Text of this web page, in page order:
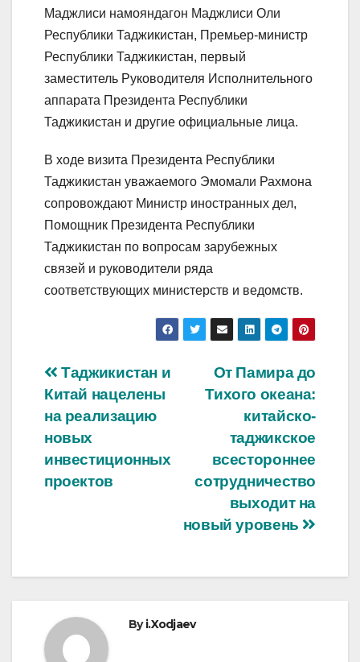
Маджлиси намояндагон Маджлиси Оли
Республики Таджикистан, Премьер-министр
Республики Таджикистан, первый
заместитель Руководителя Исполнительного
аппарата Президента Республики
Таджикистан и другие официальные лица.
В ходе визита Президента Республики
Таджикистан уважаемого Эмомали Рахмона
сопровождают Министр иностранных дел,
Помощник Президента Республики
Таджикистан по вопросам зарубежных
связей и руководители ряда
соответствующих министерств и ведомств.
Post
navigation
От Памира до
Тихого океана:
китайско-
таджикское
всестороннее
сотрудничество
выходит на
новый уровень
Таджикистан и
Китай нацелены
на реализацию
новых
инвестиционных
проектов
Byi.Xodjaev